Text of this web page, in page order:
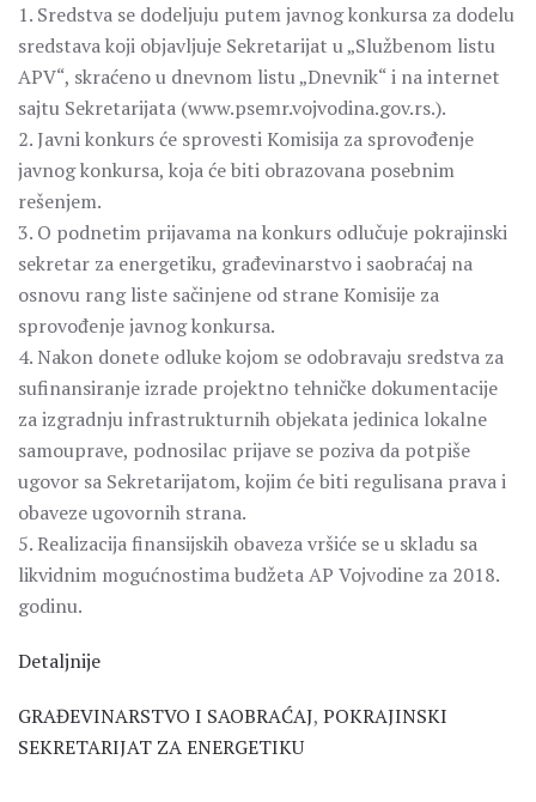
1. Sredstva se dodeljuju putem javnog konkursa za dodelu
sredstava koji objavljuje Sekretarijat u „Službenom listu
APV“, skraćeno u dnevnom listu „Dnevnik“ i na internet
sajtu Sekretarijata (www.psemr.vojvodina.gov.rs.).
2. Javni konkurs će sprovesti Komisija za sprovođenje
javnog konkursa, koja će biti obrazovana posebnim
rešenjem.
3. O podnetim prijavama na konkurs odlučuje pokrajinski
sekretar za energetiku, građevinarstvo i saobraćaj na
osnovu rang liste sačinjene od strane Komisije za
sprovođenje javnog konkursa.
4. Nakon donete odluke kojom se odobravaju sredstva za
sufinansiranje izrade projektno tehničke dokumentacije
za izgradnju infrastrukturnih objekata jedinica lokalne
samouprave, podnosilac prijave se poziva da potpiše
ugovor sa Sekretarijatom, kojim će biti regulisana prava i
obaveze ugovornih strana.
5. Realizacija finansijskih obaveza vršiće se u skladu sa
likvidnim mogućnostima budžeta AP Vojvodine za 2018.
godinu.
Detaljnije
GRAĐEVINARSTVO I SAOBRAĆAJ, POKRAJINSKI
SEKRETARIJAT ZA ENERGETIKU